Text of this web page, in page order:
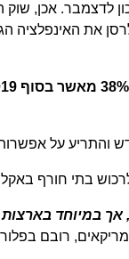
עתה הינו קצת יותר מ-465,000
את האינפלציה
והתריע על
בתי חורף
אך במיוחד
רובם